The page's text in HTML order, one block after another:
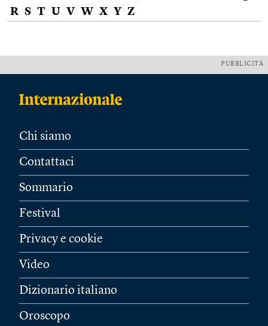
R S T U V W X Y Z
PUBBLICITÀ
Chi siamo
Contattaci
Sommario
Festival
Privacy e cookie
Video
Dizionario italiano
Oroscopo